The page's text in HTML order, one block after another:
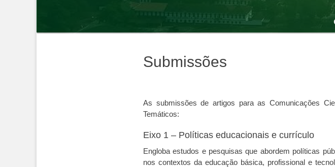
Postada na
Submissões
As submissões de artigos para as Comunicações
Temáticos:
Eixo 1 – Políticas educacionais e currículo
Engloba estudos e pesquisas que abordem políticas
nos contextos da educação básica, profissional e